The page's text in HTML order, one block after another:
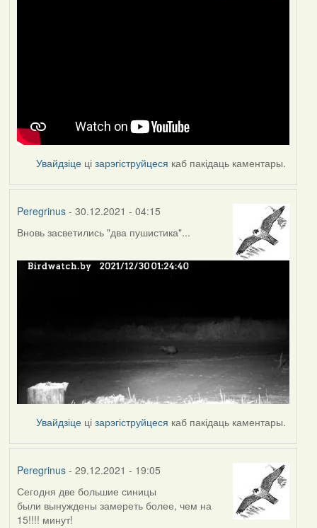
Увайдзіце цізарэгіструйцеся каб пакідаць каментары.
Peregrinus- 30.12.2021 - 04:15
Вновь засветились "два пушистика"...
Увайдзіце цізарэгіструйцеся каб пакідаць каментары.
Peregrinus- 29.12.2021 - 19:05
Сегодня две большие синицы
были вынуждены замереть более, чем на
15!!!! минут!